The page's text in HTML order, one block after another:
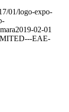
01/logo-expo-
mara2019-02-01
EAE-